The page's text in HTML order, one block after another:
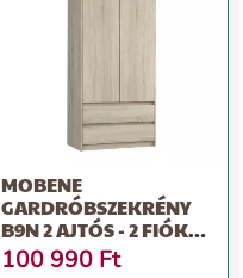
MOBENE
GARDRÓBSZEKRÉNY
B9N 2 AJTÓS - 2 FIÓKOS
, SONOMA
100 990 Ft